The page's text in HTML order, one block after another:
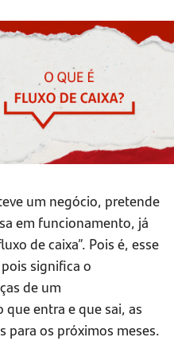
um negócio, pretende
em funcionamento, já
de caixa”. Pois é, esse
significa o
de um
entra e que sai, as
para os próximos meses.